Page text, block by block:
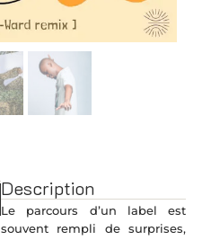
Description
Le parcours d’un label est
souvent rempli de surprises,